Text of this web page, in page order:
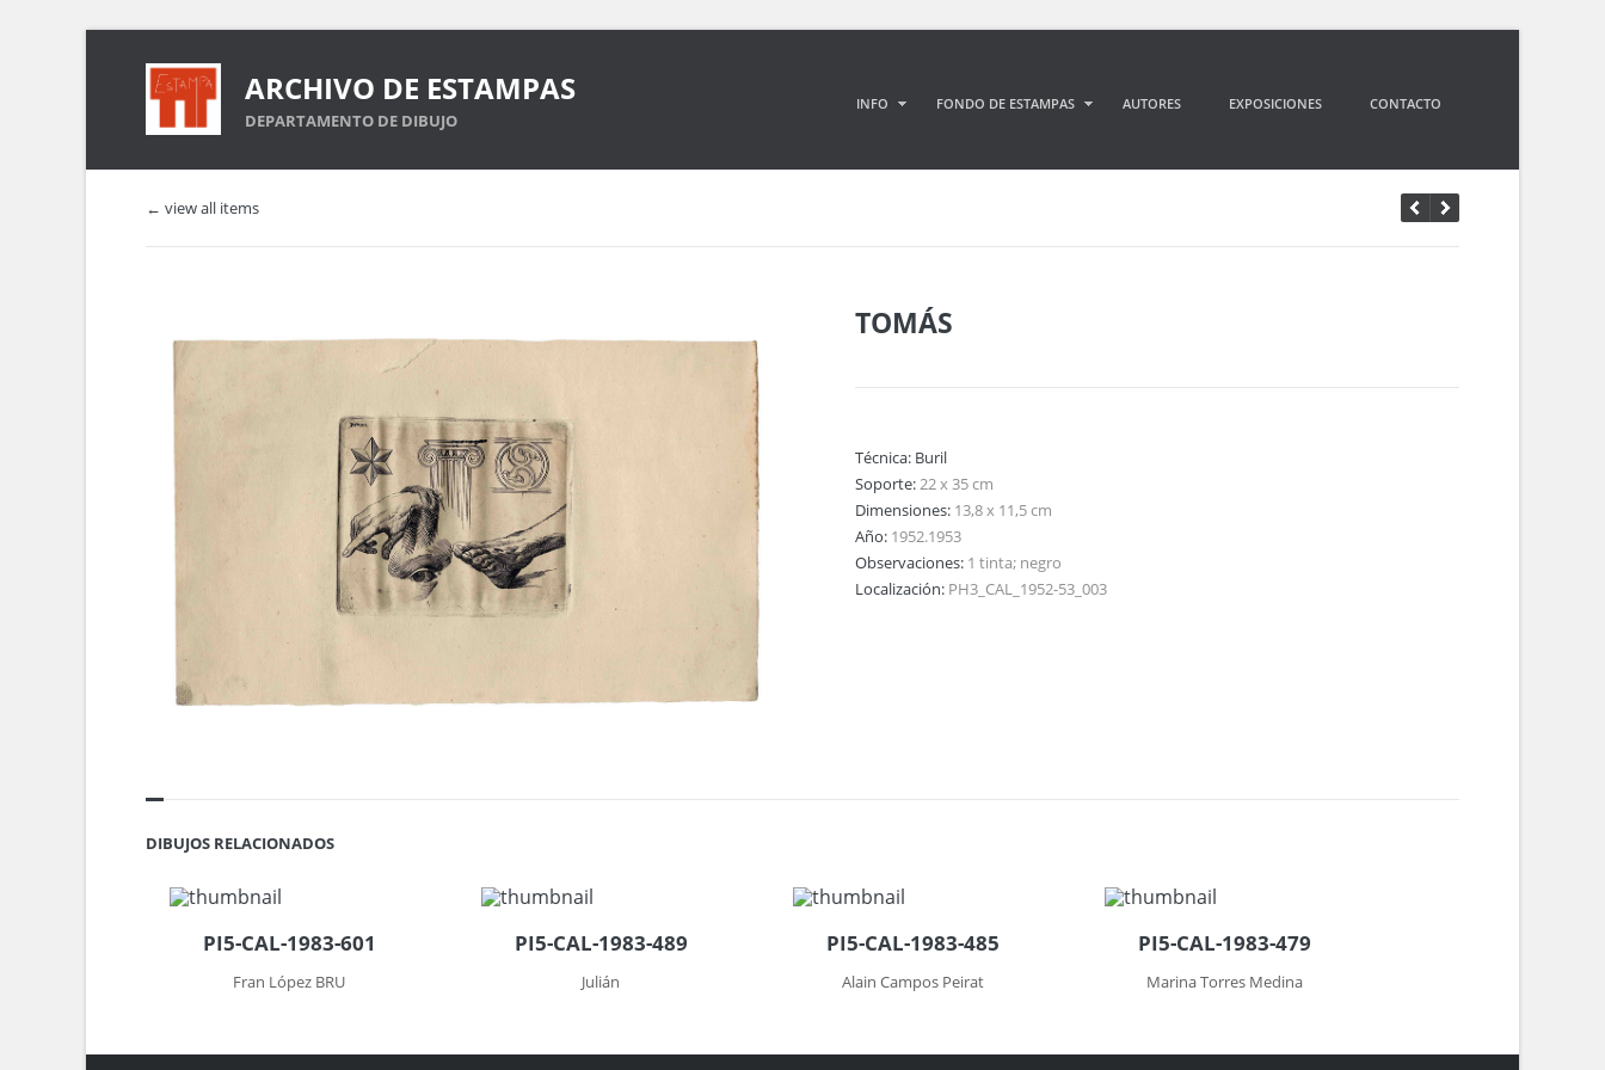
ARCHIVO DE ESTAMPAS
DEPARTAMENTO DE DIBUJO
INFO FONDO DE ESTAMPAS AUTORES EXPOSICIONES CONTACTO
← view all items
TOMÁS
Técnica: Buril
Soporte:22 x 35 cm
Dimensiones: 13,8 x 11,5 cm
Año: 1952.1953
Observaciones: 1 tinta; negro
Localización: PH3_CAL_1952-53_003
DIBUJOS RELACIONADOS
PI5-CAL-1983-601
Fran López BRU
PI5-CAL-1983-489
Julián
PI5-CAL-1983-485
Alain Campos Peirat
PI5-CAL-1983-479
Marina Torres Medina